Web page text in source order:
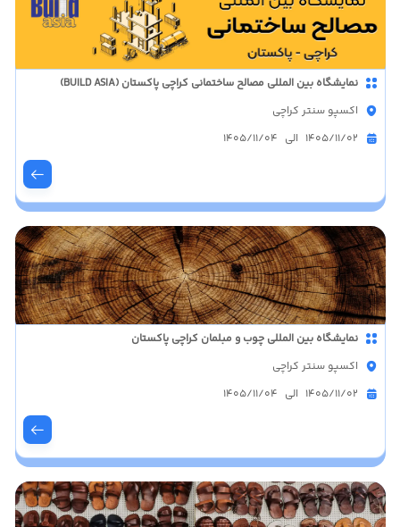
نمایشگاه بین المللی مصالح ساختمانی کراچی پاکستان (BUILD ASIA)
اکسپو سنتر کراچی
1405/11/02 الی 1405/11/04
نمایشگاه بین المللی چوب و مبلمان کراچی پاکستان
اکسپو سنتر کراچی
1405/11/02 الی 1405/11/04